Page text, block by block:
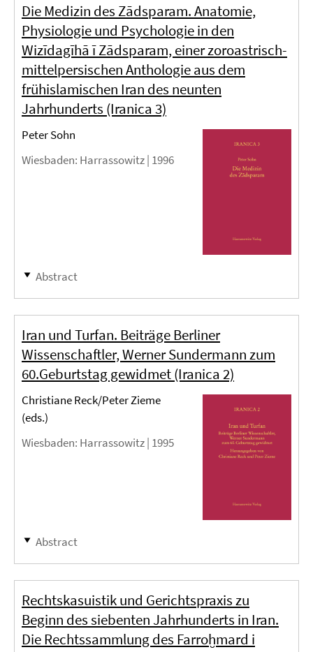
Die Medizin des Zādsparam. Anatomie,
Physiologie und Psychologie in den
Wizīdagīhā ī Zādsparam, einer zoroastrisch-
mittelpersischen Anthologie aus dem
frühislamischen Iran des neunten
Jahrhunderts (Iranica 3)
Peter Sohn
Wiesbaden: Harrassowitz | 1996
Abstract
Iran und Turfan. Beiträge Berliner
Wissenschaftler, Werner Sundermann zum
60.Geburtstag gewidmet (Iranica 2)
Christiane Reck/Peter Zieme
(eds.)
Wiesbaden: Harrassowitz | 1995
Abstract
Rechtskasuistik und Gerichtspraxis zu
Beginn des siebenten Jahrhunderts in Iran.
Die Rechtssammlung des Farroḫmard i